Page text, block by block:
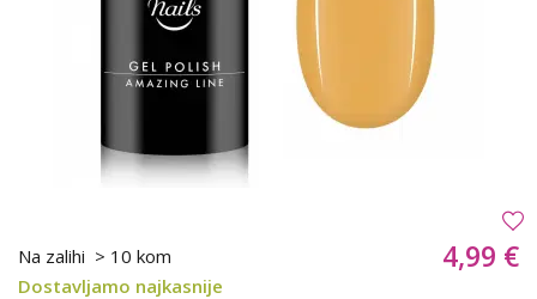
Na zalihi > 10 kom
Dostavljamo najkasnije
4,99 €